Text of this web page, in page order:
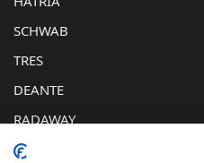
SCHWAB
TRES
DEANTE
RADAWAY